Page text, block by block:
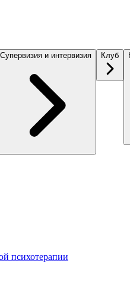
Супервизия и интервизия Клуб
психотерапии